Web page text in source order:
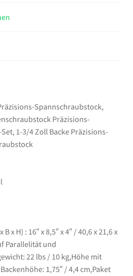
Spannschraubstock,
Präzisions-
1-3/4 Zoll Backe Präzisions-
x H) : 16″ x 8,5″ x 4″ / 40,6 x 21,6 x
Parallelität und
22 lbs / 10 kg,Höhe mit
1,75″ / 4,4 cm,Paket